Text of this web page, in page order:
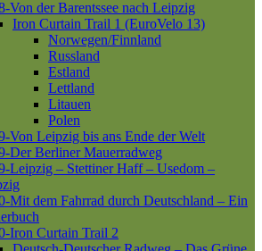
Von der Barentssee nach Leipzig
Iron Curtain Trail 1 (EuroVelo 13)
Norwegen/Finnland
Russland
Estland
Lettland
Litauen
Polen
Von Leipzig bis ans Ende der Welt
Der Berliner Mauerradweg
Leipzig – Stettiner Haff – Usedom –
Mit dem Fahrrad durch Deutschland – Ein
Iron Curtain Trail 2